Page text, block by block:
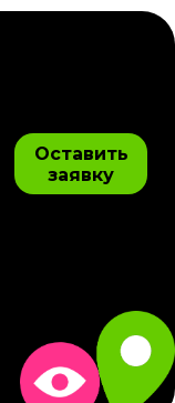
Оставить
заявку